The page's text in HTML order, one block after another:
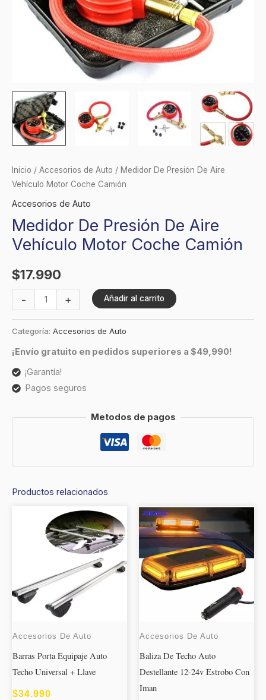
Inicio / Accesorios de Auto / Medidor De Presión De Aire
Vehículo Motor Coche Camión
Accesorios de Auto
Medidor De Presión De Aire
Vehículo Motor Coche Camión
$17.990
- + Añadir al carrito
Categoría: Accesorios de Auto
¡Envío gratuito en pedidos superiores a $49,990!
¡Garantía!
Pagos seguros
Metodos de pagos
Productos relacionados
Accesorios De Auto
Barras Porta Equipaje Auto
Techo Universal + Llave
$34.990
Accesorios De Auto
Baliza De Techo Auto
Destellante 12-24v Estrobo Con
Iman